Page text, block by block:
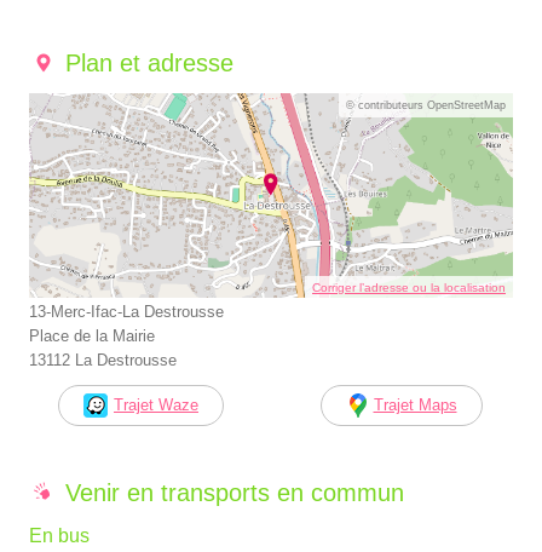
Plan et adresse
© contributeurs OpenStreetMap
Corriger l’adresse ou la localisation
13-Merc-Ifac-La Destrousse
Place de la Mairie
13112 La Destrousse
Trajet Waze Trajet Maps
Venir en transports en commun
En bus